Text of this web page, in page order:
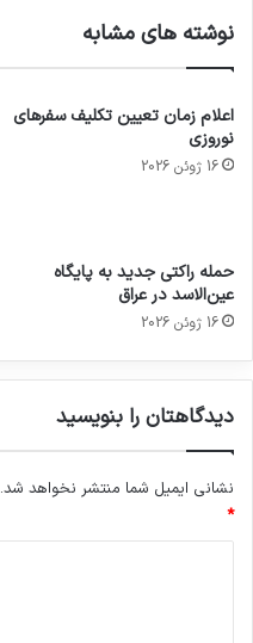
نوشته های مشابه
اعلام زمان تعیین تکلیف سفرهای
نوروزی
16 ژوئن 2026
حمله راکتی جدید به پایگاه
عین‌الاسد در عراق
16 ژوئن 2026
دیدگاهتان را بنویسید
نشانی ایمیل شما منتشر نخواهد شد.
*